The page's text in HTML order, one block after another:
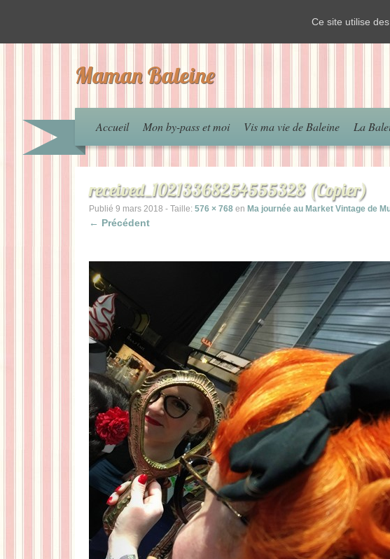
Maman Baleine
Accueil Mon by-pass et moi Vis ma vie de Baleine La
received_10213368254555328 (Copier)
Publié 9 mars 2018 - Taille: 576 × 768 en Ma journée au Market Vintage de
← Précédent
Ce site utilise